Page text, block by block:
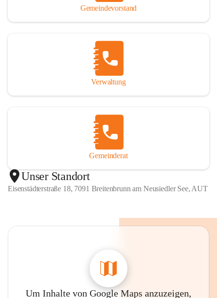
Gemeindevorstand
Verwaltung
Gemeinderat
Unser Standort
Eisenstädterstraße 18, 7091 Breitenbrunn am Neusiedler See, AUT
Um Inhalte von Google Maps anzuzeigen,